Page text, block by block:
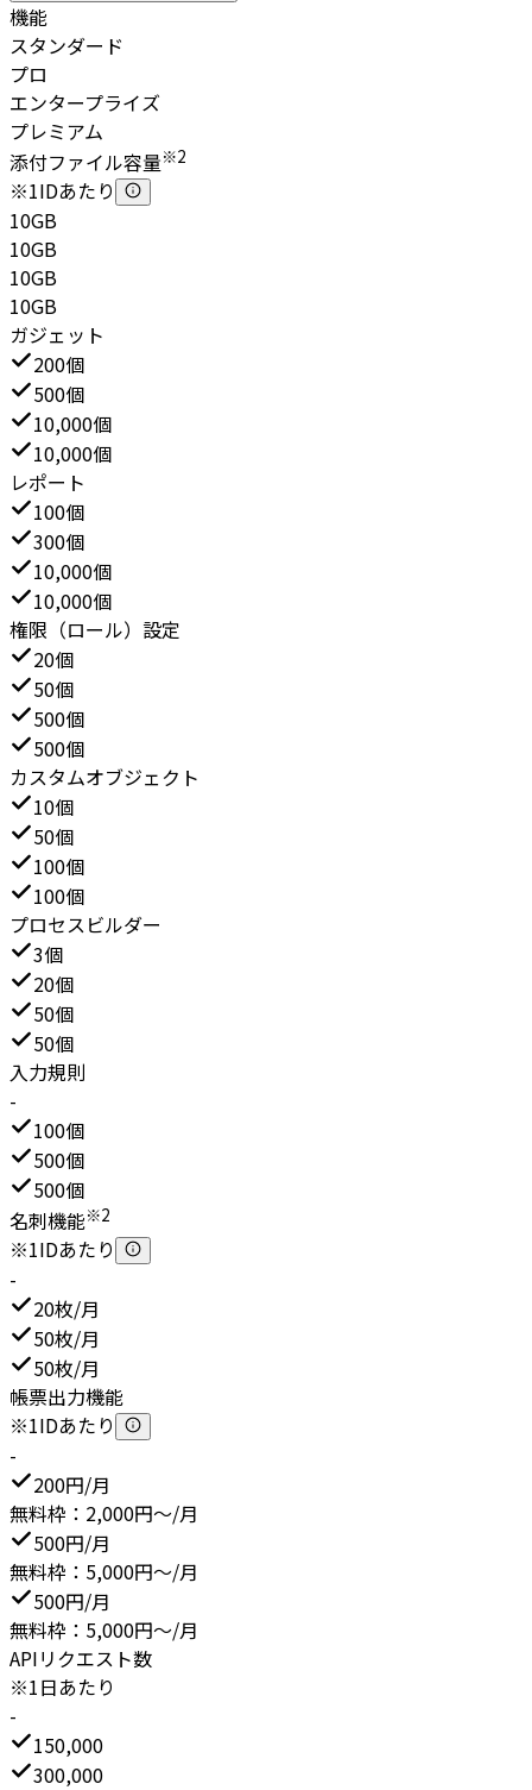
機能
スタンダード
プロ
エンタープライズ
プレミアム
添付ファイル容量※2
※1IDあたり
10GB
10GB
10GB
10GB
ガジェット
200個
500個
10,000個
10,000個
レポート
100個
300個
10,000個
10,000個
権限（ロール）設定
20個
50個
500個
500個
カスタムオブジェクト
10個
50個
100個
100個
プロセスビルダー
3個
20個
50個
50個
入力規則
-
100個
500個
500個
名刺機能※2
※1IDあたり
-
20枚/月
50枚/月
50枚/月
帳票出力機能
※1IDあたり
-
200円/月
無料枠：2,000円～/月
500円/月
無料枠：5,000円～/月
500円/月
無料枠：5,000円～/月
APIリクエスト数
※1日あたり
-
150,000
300,000